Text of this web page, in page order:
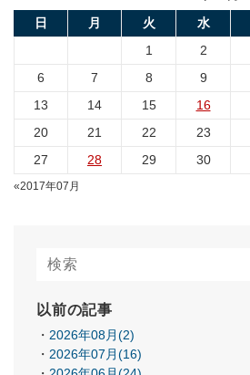
日
月 火 水
1
2
6
7 8 9
13
14 15 16
20
21 22 23
27
28 29 30
«2017年07月
以前の記事
2026年08月(2)
2026年07月(16)